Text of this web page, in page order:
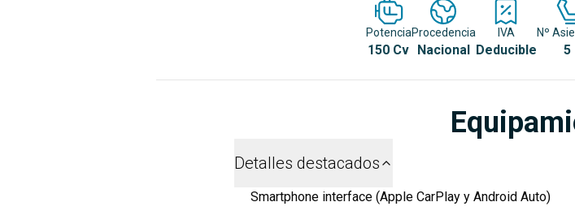
Potencia
150 Cv
Procedencia
Nacional
IVA
Deducible
Nº
5
Detalles destacados
Smartphone interface (Apple CarPlay y Android Auto)